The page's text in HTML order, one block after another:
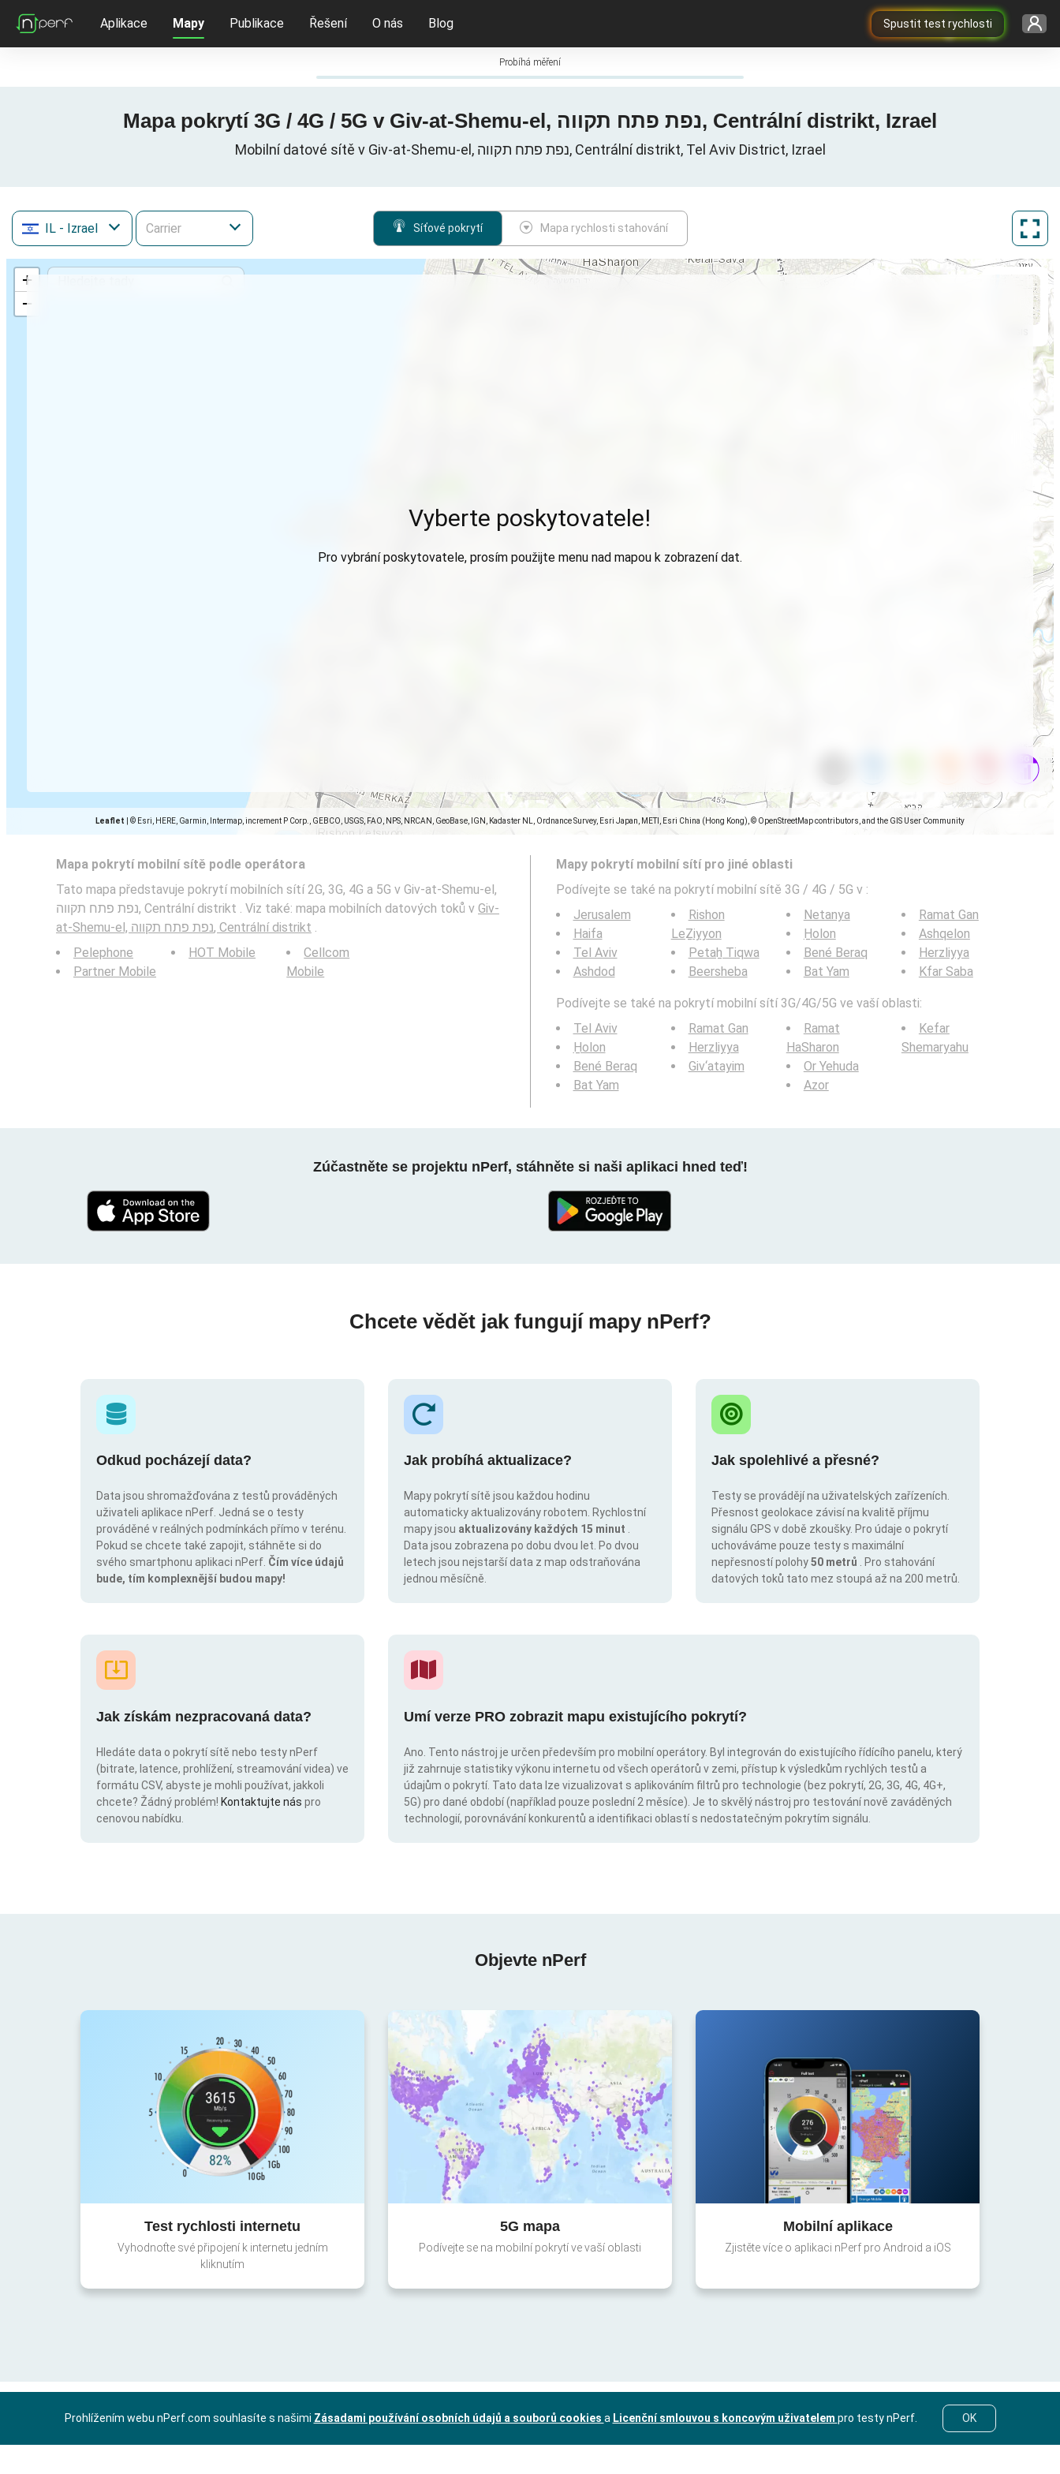
Spustit test rychlosti
Aplikace Mapy Publikace Řešení O nás Blog
Probíhá měření
Mapa pokrytí 3G / 4G / 5G v Giv-at-Shemu-el, נפת פתח תקווה, Centrální distrikt, Izrael
Mobilní datové sítě v Giv-at-Shemu-el, נפת פתח תקווה, Centrální distrikt, Tel Aviv District, Izrael
IL - Izrael Síťové pokrytí Mapa rychlosti stahování
+
−
Leaflet © Esri, HERE, Garmin, Intermap, increment P Corp., GEBCO, USGS, FAO, NPS, NRCAN, GeoBase, IGN, Kadaster NL, Ordnance Survey, Esri Japan, METI, Esri China (Hong Kong), © OpenStreetMap contributors, and the GIS User Community
Vyberte poskytovatele!
Pro vybrání poskytovatele, prosím použijte menu nad mapou k zobrazení dat.
Mapa pokrytí mobilní sítě podle operátora
Tato mapa představuje pokrytí mobilních sítí 2G, 3G, 4G a 5G v Giv-at-Shemu-el,
נפת פתח תקווה, Centrální distrikt . Viz také: mapa mobilních datových toků v Giv-
at-Shemu-el, נפת פתח תקווה, Centrální distrikt .
Pelephone
Partner Mobile
HOT Mobile
Cellcom
Mobile
Mapy pokrytí mobilní sítí pro jiné oblasti
Podívejte se také na pokrytí mobilní sítě 3G / 4G / 5G v :
Jerusalem
Haifa
Tel Aviv
Ashdod
Rishon
LeẔiyyon
Petaẖ Tiqwa
Beersheba
Netanya
H̱olon
Bené Beraq
Bat Yam
Ramat Gan
Ashqelon
Herzliyya
Kfar Saba
Podívejte se také na pokrytí mobilní sítí 3G/4G/5G ve vaší oblasti:
Tel Aviv
H̱olon
Bené Beraq
Bat Yam
Ramat Gan
Herzliyya
Giv‘atayim
Ramat
HaSharon
Or Yehuda
Azor
Kefar
Shemaryahu
Zúčastněte se projektu nPerf, stáhněte si naši aplikaci hned teď!
Chcete vědět jak fungují mapy nPerf?
Odkud pocházejí data?
Data jsou shromažďována z testů prováděných
uživateli aplikace nPerf. Jedná se o testy
prováděné v reálných podmínkách přímo v terénu.
Pokud se chcete také zapojit, stáhněte si do
svého smartphonu aplikaci nPerf. Čím více údajů
bude, tím komplexnější budou mapy!
Jak probíhá aktualizace?
Mapy pokrytí sítě jsou každou hodinu
automaticky aktualizovány robotem. Rychlostní
mapy jsou aktualizovány každých 15 minut
Data jsou zobrazena po dobu dvou let. Po dvou
letech jsou nejstarší data z map odstraňována
jednou měsíčně.
Jak spolehlivé a přesné?
Testy se provádějí na uživatelských zařízeních.
Přesnost geolokace závisí na kvalitě příjmu
signálu GPS v době zkoušky. Pro údaje o pokrytí
uchováváme pouze testy s maximální
nepřesností polohy50 metrů
. Pro stahování
datových toků tato mez stoupá až na 200 metrů.
Jak získám nezpracovaná data?
Hledáte data o pokrytí sítě nebo testy nPerf
(bitrate, latence, prohlížení, streamování videa) ve
formátu CSV, abyste je mohli používat, jakkoli
chcete? Žádný problém! Kontaktujte nás pro
cenovou nabídku.
Umí verze PRO zobrazit mapu existujícího pokrytí?
Ano. Tento nástroj je určen především pro mobilní operátory. Byl integrován do existujícího řídícího panelu, který
již zahrnuje statistiky výkonu internetu od všech operátorů v zemi, přístup k výsledkům rychlých testů a
údajům o pokrytí. Tato data lze vizualizovat s aplikováním filtrů pro technologie (bez pokrytí, 2G, 3G, 4G, 4G+,
5G) pro dané období (například pouze poslední 2 měsíce). Je to skvělý nástroj pro testování nově zaváděných
technologií, porovnávání konkurentů a identifikaci oblastí s nedostatečným pokrytím signálu.
Objevte nPerf
Test rychlosti internetu
Vyhodnoťte své připojení k internetu jedním
kliknutím
5G mapa
Podívejte se na mobilní pokrytí ve vaší oblasti
Mobilní aplikace
Zjistěte více o aplikaci nPerf pro Android a iOS
Prohlížením webu nPerf.com souhlasíte s našimi Zásadami používání osobních údajů a souborů cookies a Licenční smlouvou s koncovým uživatelem pro testy nPerf. OK